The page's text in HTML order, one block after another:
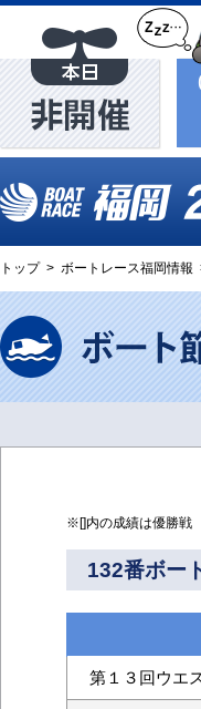
トップ > ボートレース福岡情報
※[]内の成績は優勝戦
132番ボー
第１３回ウエ